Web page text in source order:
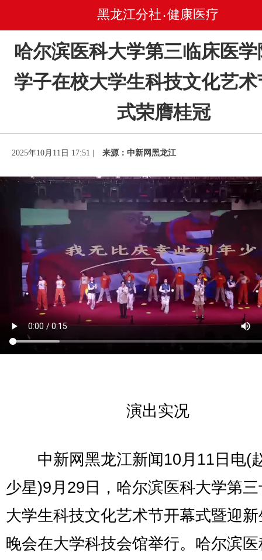
黑龙江分社 • 健康医疗
哈尔滨医科大学第三临床医
学子在校大学生科技文化艺
式荣膺桂冠
2025年10月11日 17:51 | 来源：中新网黑龙江
演出实况
中新网黑龙江新闻10月11日电(
少星)9月29日，哈尔滨医科大学第
大学生科技文化艺术节开幕式暨迎
晚会在大学科技会馆举行。哈尔滨